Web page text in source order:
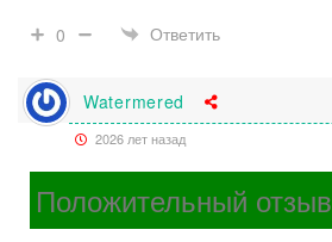
0
Ответить
Watermered
2026 лет назад
Положительный отзыв